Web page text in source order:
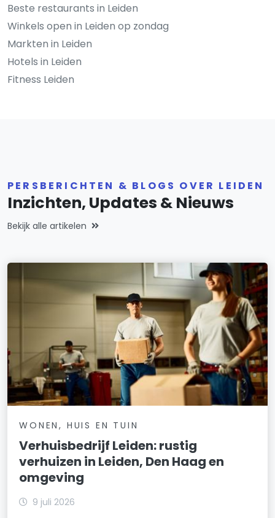
Beste restaurants in Leiden
Winkels open in Leiden op zondag
Markten in Leiden
Hotels in Leiden
Fitness Leiden
PERSBERICHTEN & BLOGS OVER LEIDEN
Inzichten, Updates & Nieuws
Bekijk alle artikelen
WONEN, HUIS EN TUIN
Verhuisbedrijf Leiden: rustig
verhuizen in Leiden, Den Haag en
omgeving
9 juli 2026